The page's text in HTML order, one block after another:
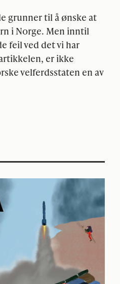
grunner til å ønske at
i Norge. Men inntil
feil ved det vi har
er ikke
velferdsstaten en av